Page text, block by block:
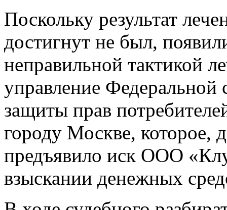
Поскольку результат
достигнут не был,
неправильной тактикой
управление
защиты прав
городу Москве, которое,
предъявило иск ООО
взыскании денежных